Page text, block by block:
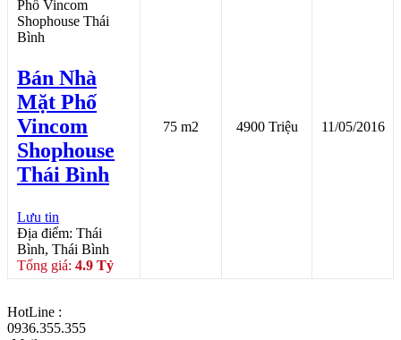
Bán Nhà
Mặt Phố
Vincom
Shophouse
Thái Bình
Lưu tin
Địa điểm: Thái
Bình, Thái Bình
Tổng giá: 4.9 Tỷ
75 m2 4900 Triệu 11/05/2016
HotLine :
0936.355.355